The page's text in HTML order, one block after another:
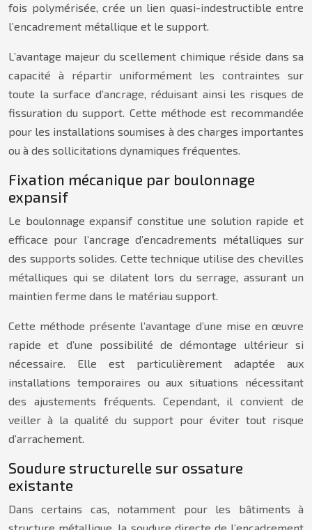
fois polymérisée, crée un lien quasi-indestructible entre
l’encadrement métallique et le support.
L’avantage majeur du scellement chimique réside dans sa
capacité à répartir uniformément les contraintes sur
toute la surface d’ancrage, réduisant ainsi les risques de
fissuration du support. Cette méthode est recommandée
pour les installations soumises à des charges importantes
ou à des sollicitations dynamiques fréquentes.
Fixation mécanique par boulonnage
expansif
Le boulonnage expansif constitue une solution rapide et
efficace pour l’ancrage d’encadrements métalliques sur
des supports solides. Cette technique utilise des chevilles
métalliques qui se dilatent lors du serrage, assurant un
maintien ferme dans le matériau support.
Cette méthode présente l’avantage d’une mise en œuvre
rapide et d’une possibilité de démontage ultérieur si
nécessaire. Elle est particulièrement adaptée aux
installations temporaires ou aux situations nécessitant
des ajustements fréquents. Cependant, il convient de
veiller à la qualité du support pour éviter tout risque
d’arrachement.
Soudure structurelle sur ossature
existante
Dans certains cas, notamment pour les bâtiments à